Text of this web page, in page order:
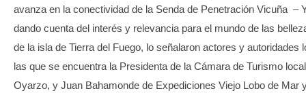
avanza en la conectividad de la Senda de Penetración Vicuña –
dando cuenta del interés y relevancia para el mundo de las
de la isla de Tierra del Fuego, lo señalaron actores y autoridades
las que se encuentra la Presidenta de la Cámara de Turismo
Oyarzo, y Juan Bahamonde de Expediciones Viejo Lobo de Mar